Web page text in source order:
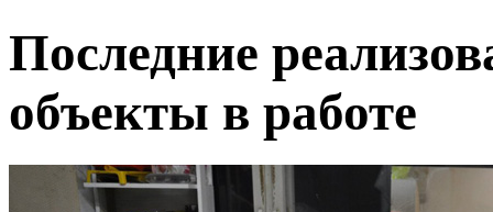
Последние
объекты в работе